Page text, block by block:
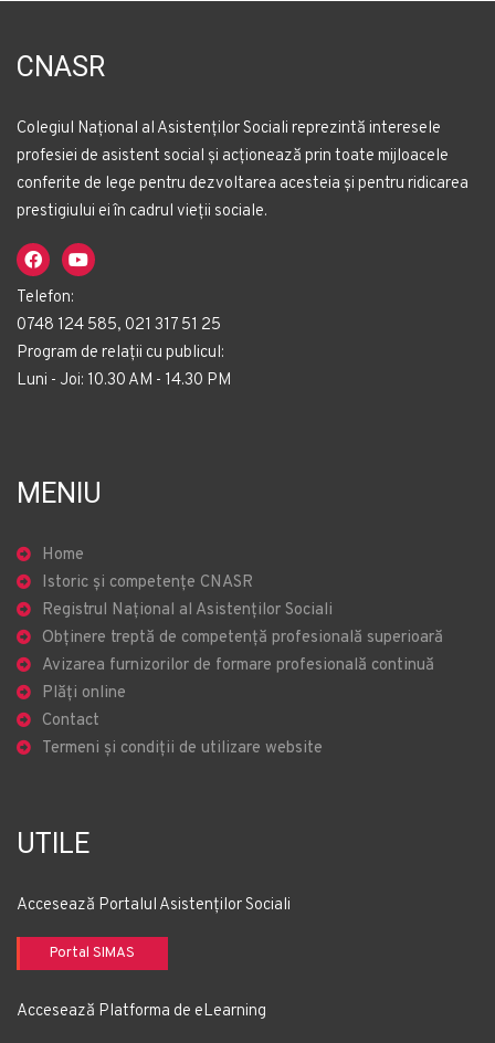
CNASR
Colegiul Național al Asistenților Sociali reprezintă interesele
profesiei de asistent social și acționează prin toate mijloacele
conferite de lege pentru dezvoltarea acesteia și pentru ridicarea
prestigiului ei în cadrul vieții sociale.
Telefon:
0748 124 585, 021 317 51 25
Program de relații cu publicul:
Luni - Joi: 10.30 AM - 14.30 PM
MENIU
Home
Istoric și competențe CNASR
Registrul Național al Asistenților Sociali
Obținere treptă de competență profesională superioară
Avizarea furnizorilor de formare profesională continuă
Plăți online
Contact
Termeni și condiții de utilizare website
UTILE
Accesează Portalul Asistenților Sociali
Portal SIMAS
Accesează Platforma de eLearning